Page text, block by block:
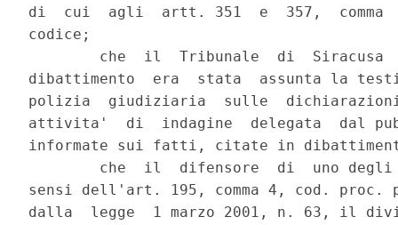
di  cui  agli  artt. 351  e  357,
codice;
che  il  Tribunale  di  Siracusa
dibattimento  era  stata  assunta la
polizia  giudiziaria  sulle
attivita'  di  indagine  delegata  dal
informate sui fatti, citate in
che  il  difensore  di  uno
sensi dell'art. 195, comma 4, cod. proc.
dalla  legge  1 marzo 2001, n. 63, il